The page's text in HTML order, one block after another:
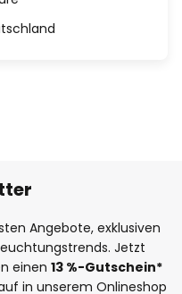
Angebote, exklusiven
Jetzt
einen 13 %-Gutschein*
in unserem Onlineshop